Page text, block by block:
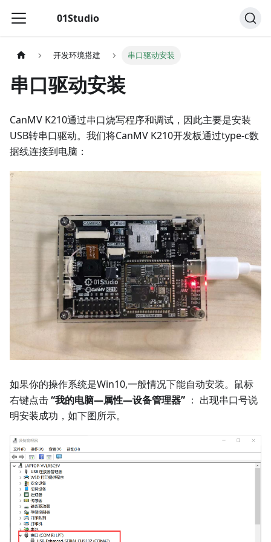
01Studio
开发环境搭建 串口驱动安装
串口驱动安装
CanMV K210通过串口烧写程序和调试，因此主要是安装
USB转串口驱动。我们将CanMV K210开发板通过type-c数
据线连接到电脑：
如果你的操作系统是Win10,一般情况下能自动安装。鼠标
右键点击“我的电脑—属性—设备管理器” ： 出现串口号说
明安装成功，如下图所示。